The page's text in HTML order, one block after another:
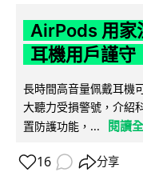
AirPods 用家
耳機用戶謹
長時間高音量佩戴耳機
大聽力受損警號，介紹
置防護功能，...
閱讀
16 分享